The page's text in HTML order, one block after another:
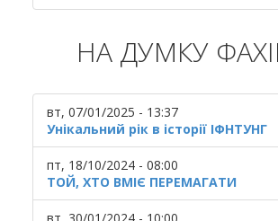
НА ДУМКУ
вт, 07/01/2025 - 13:37
Унікальний рік в історії ІФНТУНГ
пт, 18/10/2024 - 08:00
ТОЙ, ХТО ВМІЄ ПЕРЕМАГАТИ
вт, 30/01/2024 - 10:00